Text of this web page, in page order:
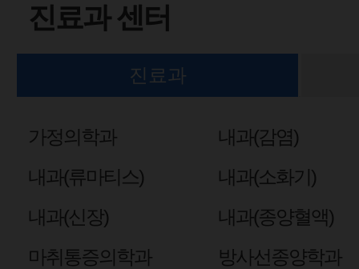
진료과 센터
진료과
가정의학과
내과(감염)
내과(류마티스)
내과(소화기)
내과(신장)
내과(종양혈액)
마취통증의학과
방사선종양학과